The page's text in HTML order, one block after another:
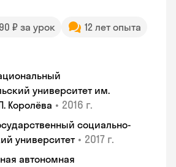
₽ за урок
12 лет опыта
университет им.
Королёва • 2016 г.
социально-
университет • 2017 г.
автономная